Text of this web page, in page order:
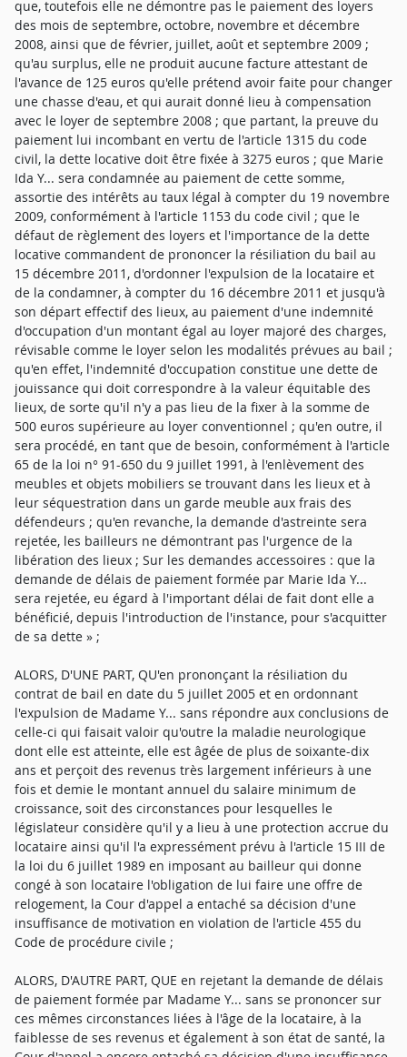
que, toutefois elle ne démontre pas le paiement des loyers
des mois de septembre, octobre, novembre et décembre
2008, ainsi que de février, juillet, août et septembre 2009 ;
qu'au surplus, elle ne produit aucune facture attestant de
l'avance de 125 euros qu'elle prétend avoir faite pour changer
une chasse d'eau, et qui aurait donné lieu à compensation
avec le loyer de septembre 2008 ; que partant, la preuve du
paiement lui incombant en vertu de l'article 1315 du code
civil, la dette locative doit être fixée à 3275 euros ; que Marie
Ida Y... sera condamnée au paiement de cette somme,
assortie des intérêts au taux légal à compter du 19 novembre
2009, conformément à l'article 1153 du code civil ; que le
défaut de règlement des loyers et l'importance de la dette
locative commandent de prononcer la résiliation du bail au
15 décembre 2011, d'ordonner l'expulsion de la locataire et
de la condamner, à compter du 16 décembre 2011 et jusqu'à
son départ effectif des lieux, au paiement d'une indemnité
d'occupation d'un montant égal au loyer majoré des charges,
révisable comme le loyer selon les modalités prévues au bail ;
qu'en effet, l'indemnité d'occupation constitue une dette de
jouissance qui doit correspondre à la valeur équitable des
lieux, de sorte qu'il n'y a pas lieu de la fixer à la somme de
500 euros supérieure au loyer conventionnel ; qu'en outre, il
sera procédé, en tant que de besoin, conformément à l'article
65 de la loi n° 91-650 du 9 juillet 1991, à l'enlèvement des
meubles et objets mobiliers se trouvant dans les lieux et à
leur séquestration dans un garde meuble aux frais des
défendeurs ; qu'en revanche, la demande d'astreinte sera
rejetée, les bailleurs ne démontrant pas l'urgence de la
libération des lieux ; Sur les demandes accessoires : que la
demande de délais de paiement formée par Marie Ida Y...
sera rejetée, eu égard à l'important délai de fait dont elle a
bénéficié, depuis l'introduction de l'instance, pour s'acquitter
de sa dette » ;
ALORS, D'UNE PART, QU'en prononçant la résiliation du
contrat de bail en date du 5 juillet 2005 et en ordonnant
l'expulsion de Madame Y... sans répondre aux conclusions de
celle-ci qui faisait valoir qu'outre la maladie neurologique
dont elle est atteinte, elle est âgée de plus de soixante-dix
ans et perçoit des revenus très largement inférieurs à une
fois et demie le montant annuel du salaire minimum de
croissance, soit des circonstances pour lesquelles le
législateur considère qu'il y a lieu à une protection accrue du
locataire ainsi qu'il l'a expressément prévu à l'article 15 III de
la loi du 6 juillet 1989 en imposant au bailleur qui donne
congé à son locataire l'obligation de lui faire une offre de
relogement, la Cour d'appel a entaché sa décision d'une
insuffisance de motivation en violation de l'article 455 du
Code de procédure civile ;
ALORS, D'AUTRE PART, QUE en rejetant la demande de délais
de paiement formée par Madame Y... sans se prononcer sur
ces mêmes circonstances liées à l'âge de la locataire, à la
faiblesse de ses revenus et également à son état de santé, la